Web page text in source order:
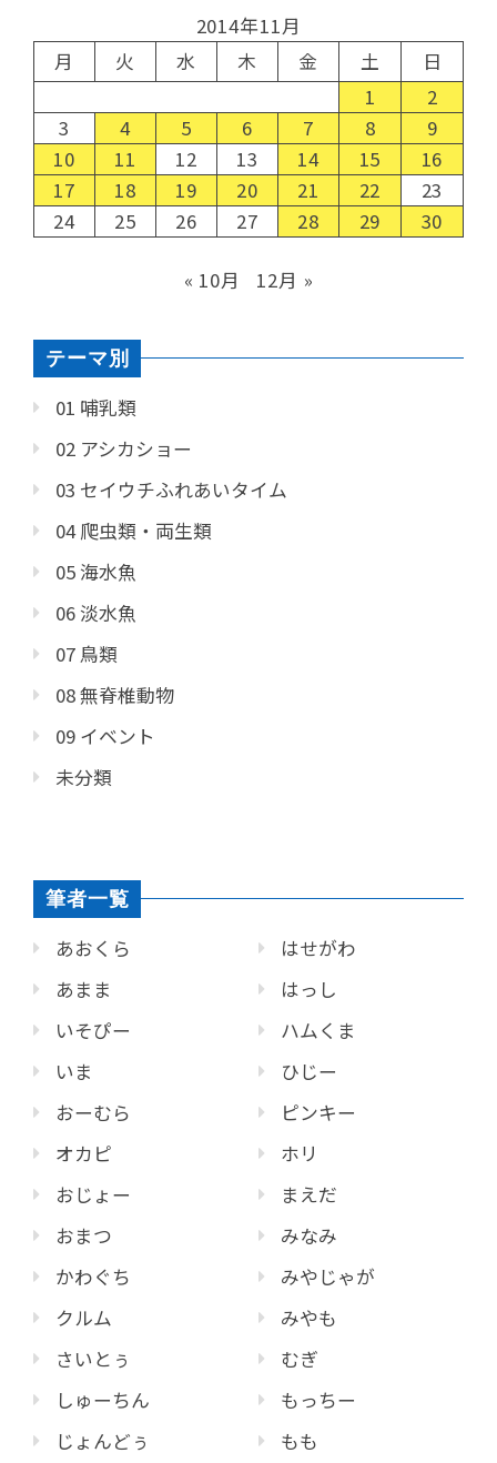
2014年11月
月
火 水 木 金 土
日
1
2
3
4 5 6 7 8
9
10
11 12 13 14 15
16
17
18 19 20 21 22
23
24
25 26 27 28 29 30
« 10月 12月 »
テーマ別
01 哺乳類
02 アシカショー
03 セイウチふれあいタイム
04 爬虫類・両生類
05 海水魚
06 淡水魚
07 鳥類
08 無脊椎動物
09 イベント
未分類
筆者一覧
あおくら
あまま
いそぴー
いま
おーむら
オカピ
おじょー
おまつ
かわぐち
クルム
さいとぅ
しゅーちん
じょんどぅ
はせがわ
はっし
ハムくま
ひじー
ピンキー
ホリ
まえだ
みなみ
みやじゃが
みやも
むぎ
もっちー
もも